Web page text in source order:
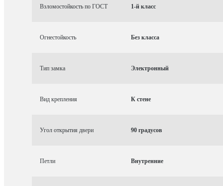
Взломостойкость по ГОСТ 1-й класс
Огнестойкость Без класса
Тип замка Электронный
Вид крепления К стене
Угол открытия двери 90 градусов
Петли Внутренние